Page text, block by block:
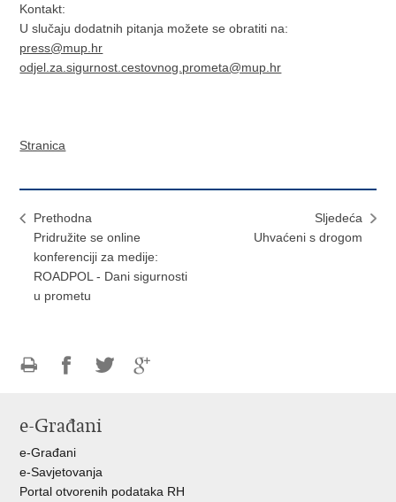
Kontakt:
U slučaju dodatnih pitanja možete se obratiti na:
press@mup.hr
odjel.za.sigurnost.cestovnog.prometa@mup.hr
Stranica
Prethodna
Pridružite se online
konferenciji za medije:
ROADPOL - Dani sigurnosti
u prometu
Sljedeća
Uhvaćeni s drogom
FacebookuTwitteru
e-Građani
e-Građani
e-Savjetovanja
Portal otvorenih podataka RH